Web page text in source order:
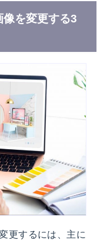
を変更する3
更するには、主に